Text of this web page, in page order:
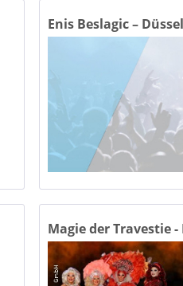
Enis Beslagic –
Magie der Travestie